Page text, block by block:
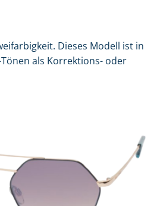
Dieses Modell ist in
als Korrektions- oder